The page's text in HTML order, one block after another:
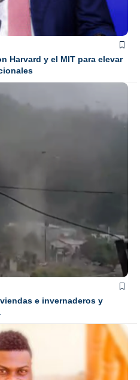
Harvard y el MIT para elevar
e invernaderos y